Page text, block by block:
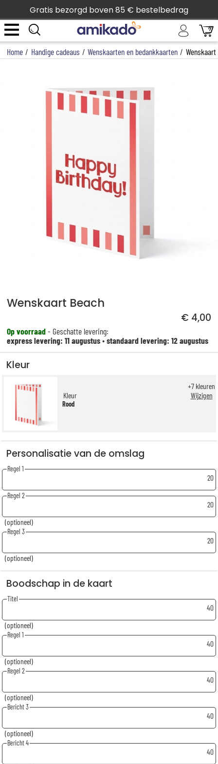
Gratis bezorgd boven 85 € bestelbedrag
Home / Handige cadeaus / Wenskaarten en bedankkaarten / Wenskaart
Wenskaart Beach
€ 4,00
Op voorraad- Geschatte levering:
express levering: 11 augustus•standaard levering: 12 augustus
Kleur
Kleur
Rood
+7 kleuren
Wijzigen
Personalisatie van de omslag
Regel 1
20
Regel 2
20
(optioneel)
Regel 3
20
(optioneel)
Boodschap in de kaart
Titel
40
(optioneel)
Regel 1
40
(optioneel)
Regel 2
40
(optioneel)
Bericht 3
40
(optioneel)
Bericht 4
40